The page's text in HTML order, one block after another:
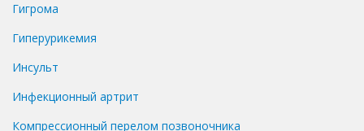
Гигрома
Гиперурикемия
Инсульт
Инфекционный артрит
Компрессионный перелом позвоночника